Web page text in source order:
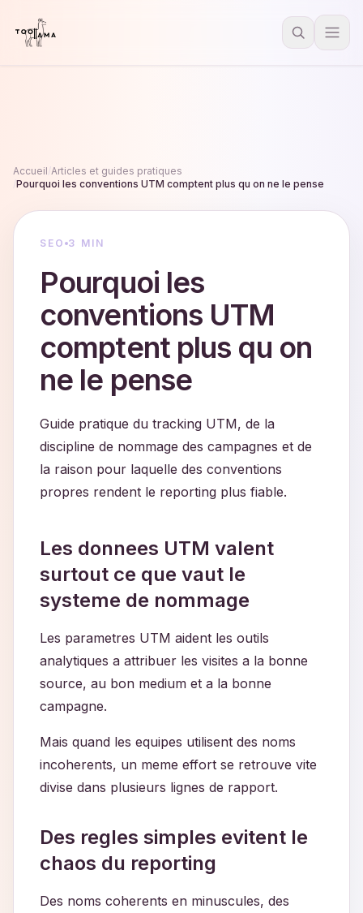
Accueil Articles et guides pratiques
Pourquoi les conventions UTM comptent plus qu on ne le pense
SEO 3 MIN
Pourquoi les
conventions UTM
comptent plus qu on
ne le pense
Guide pratique du tracking UTM, de la
discipline de nommage des campagnes et de
la raison pour laquelle des conventions
propres rendent le reporting plus fiable.
Les donnees UTM valent
surtout ce que vaut le
systeme de nommage
Les parametres UTM aident les outils
analytiques a attribuer les visites a la bonne
source, au bon medium et a la bonne
campagne.
Mais quand les equipes utilisent des noms
incoherents, un meme effort se retrouve vite
divise dans plusieurs lignes de rapport.
Des regles simples evitent le
chaos du reporting
Des noms coherents en minuscules, des